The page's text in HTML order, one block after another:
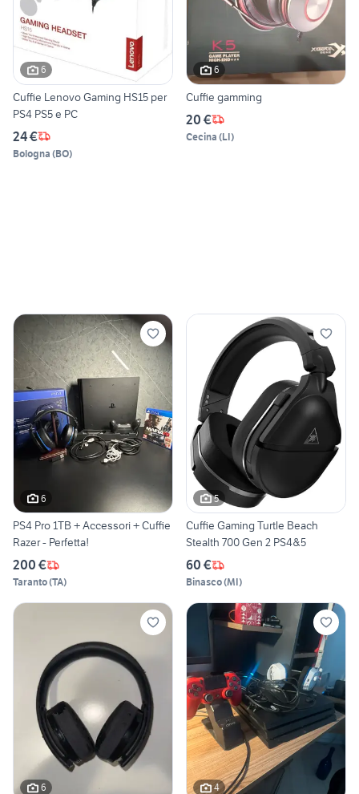
6
Cuffie Lenovo Gaming HS15 per
PS4 PS5 e PC
24 €
Bologna (BO)
6
Cuffie gamming
20 €
Cecina (LI)
6
PS4 Pro 1TB + Accessori + Cuffie
Razer - Perfetta!
200 €
Taranto(TA)
5
Cuffie Gaming Turtle Beach
Stealth 700 Gen 2 PS4&5
60 €
Binasco(MI)
6 4